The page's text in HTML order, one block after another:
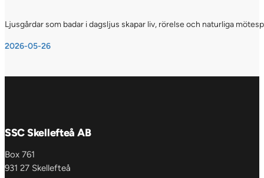
Ljusgårdar som badar i dagsljus skapar liv, rörelse och naturliga
2026-05-26
SSC Skellefteå AB
Box 761
931 27 Skellefteå